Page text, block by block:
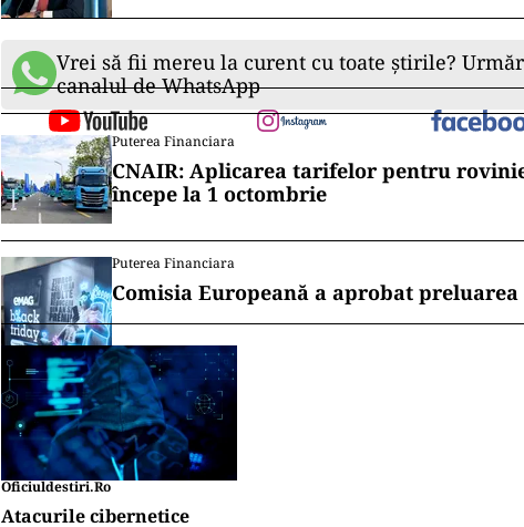
Vrei să fii mereu la curent cu toate știrile?
canalul de WhatsApp
Puterea Financiara
CNAIR: Aplicarea tarifelor pentru
începe la 1 octombrie
Puterea Financiara
Comisia Europeană a aprobat preluarea
Oficiuldestiri.ro
Atacurile cibernetice